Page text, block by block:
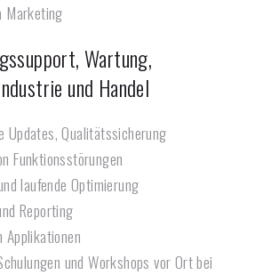
Marketing
Wartung,
und Handel
Updates, Qualitätssicherung
Funktionsstörungen
laufende Optimierung
Reporting
Applikationen
und Workshops vor Ort bei